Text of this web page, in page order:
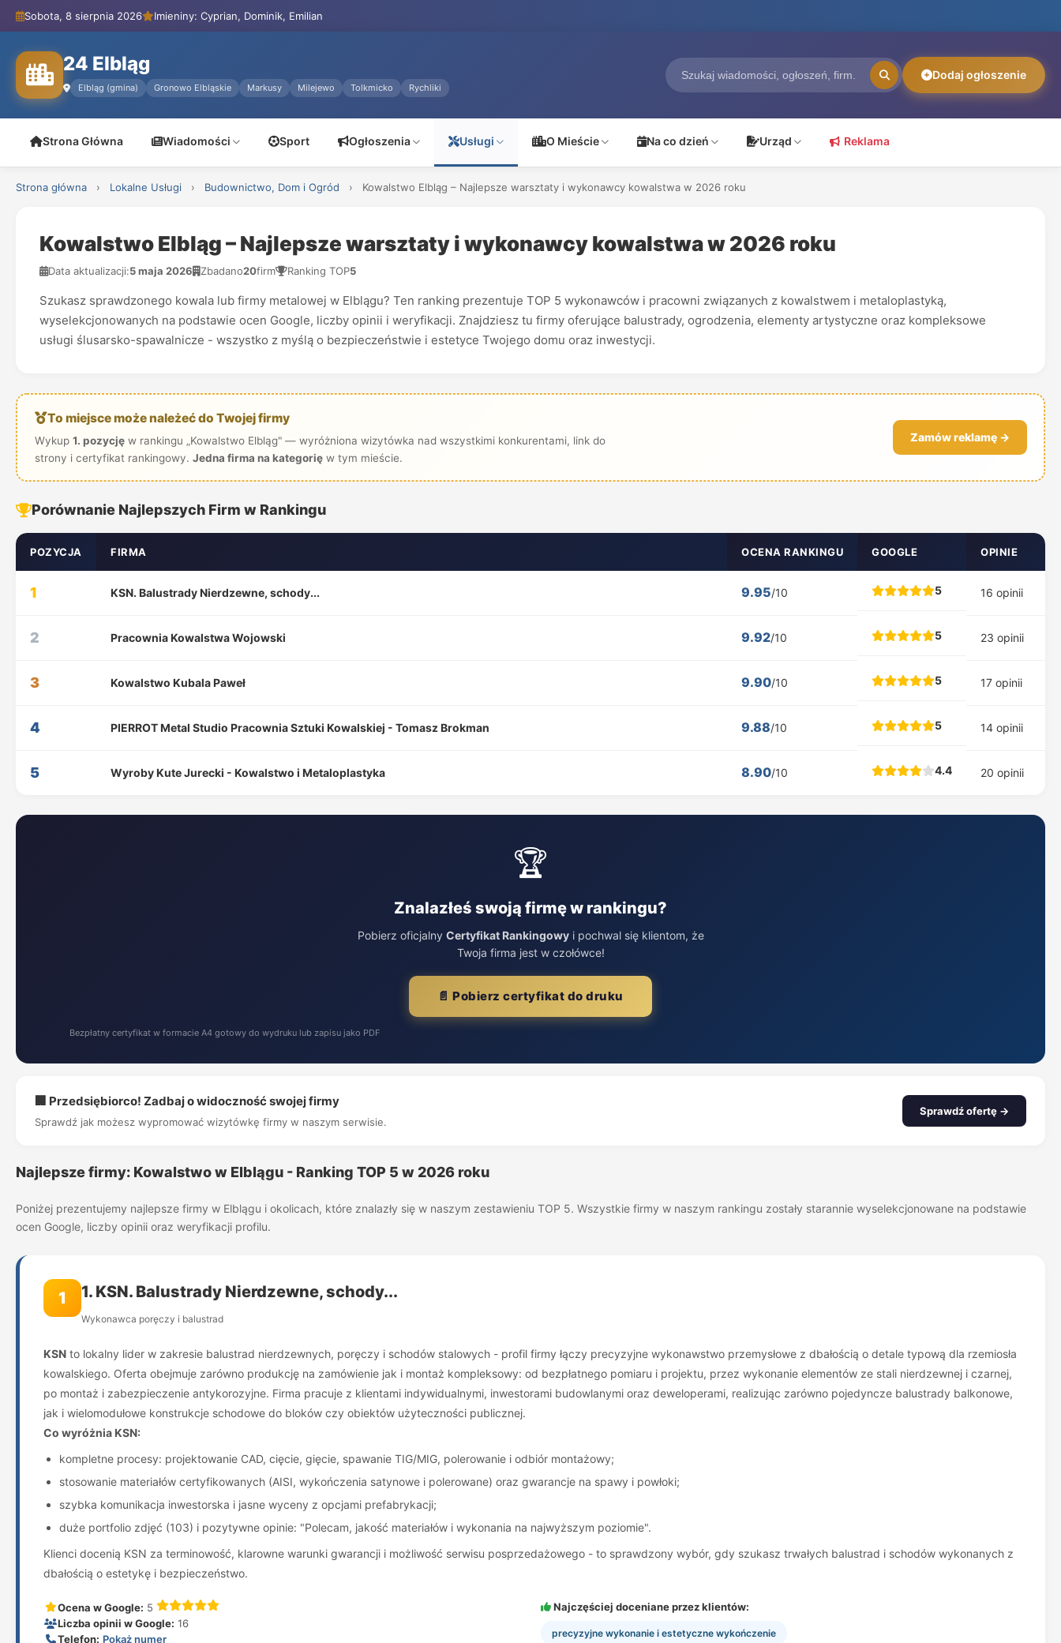
Sobota, 8 sierpnia 2026 Imieniny: Cyprian, Dominik, Emilian
24 Elbląg
Elbląg (gmina) Gronowo Elbląskie Markusy Milejewo Tolkmicko Rychliki
Dodaj ogłoszenie
Strona Główna Wiadomości Sport Ogłoszenia Usługi O Mieście Na co dzień Urząd Reklama
Strona główna › Lokalne Usługi › Budownictwo, Dom i Ogród › Kowalstwo Elbląg – Najlepsze warsztaty i wykonawcy kowalstwa w 2026 roku
Kowalstwo Elbląg – Najlepsze warsztaty i wykonawcy kowalstwa w 2026 roku
Data aktualizacji:5 maja 2026 Zbadano20firm Ranking TOP5
Szukasz sprawdzonego kowala lub firmy metalowej w Elblągu? Ten ranking prezentuje TOP 5 wykonawców i pracowni związanych z kowalstwem i metaloplastyką,
wyselekcjonowanych na podstawie ocen Google, liczby opinii i weryfikacji. Znajdziesz tu firmy oferujące balustrady, ogrodzenia, elementy artystyczne oraz kompleksowe
usługi ślusarsko-spawalnicze - wszystko z myślą o bezpieczeństwie i estetyce Twojego domu oraz inwestycji.
To miejsce może należeć do Twojej firmy
Wykup 1. pozycjęw rankingu „Kowalstwo Elbląg" — wyróżniona wizytówka nad wszystkimi konkurentami, link do
strony i certyfikat rankingowy. Jedna firma na kategorięw tym mieście.
Zamów reklamę →
Porównanie Najlepszych Firm w Rankingu
POZYCJA FIRMA OCENA RANKINGU GOOGLE OPINIE
1 KSN. Balustrady Nierdzewne, schody... 9.95/10 5 16 opinii
2 Pracownia Kowalstwa Wojowski 9.92/10 5 23 opinii
3 Kowalstwo Kubala Paweł 9.90/10 5 17 opinii
4 PIERROT Metal Studio Pracownia Sztuki Kowalskiej - Tomasz Brokman 9.88/10 5 14 opinii
5 Wyroby Kute Jurecki - Kowalstwo i Metaloplastyka 8.90/10 4.4 20 opinii
🏆
Znalazłeś swoją firmę w rankingu?
Pobierz oficjalny Certyfikat Rankingowyi pochwal się klientom, że
Twoja firma jest w czołówce!
📄 Pobierz certyfikat do druku
Bezpłatny certyfikat w formacie A4 gotowy do wydruku lub zapisu jako PDF
🏢 Przedsiębiorco! Zadbaj o widoczność swojej firmy
Sprawdź jak możesz wypromować wizytówkę firmy w naszym serwisie.
Sprawdź ofertę →
Najlepsze firmy: Kowalstwo w Elblągu - Ranking TOP 5 w 2026 roku
Poniżej prezentujemy najlepsze firmy w Elblągu i okolicach, które znalazły się w naszym zestawieniu TOP 5. Wszystkie firmy w naszym rankingu zostały starannie wyselekcjonowane na podstawie
ocen Google, liczby opinii oraz weryfikacji profilu.
1 1. KSN. Balustrady Nierdzewne, schody...
Wykonawca poręczy i balustrad
KSN to lokalny lider w zakresie balustrad nierdzewnych, poręczy i schodów stalowych - profil firmy łączy precyzyjne wykonawstwo przemysłowe z dbałością o detale typową dla rzemiosła
kowalskiego. Oferta obejmuje zarówno produkcję na zamówienie jak i montaż kompleksowy: od bezpłatnego pomiaru i projektu, przez wykonanie elementów ze stali nierdzewnej i czarnej,
po montaż i zabezpieczenie antykorozyjne. Firma pracuje z klientami indywidualnymi, inwestorami budowlanymi oraz deweloperami, realizując zarówno pojedyncze balustrady balkonowe,
jak i wielomodułowe konstrukcje schodowe do bloków czy obiektów użyteczności publicznej.
Co wyróżnia KSN:
kompletne procesy: projektowanie CAD, cięcie, gięcie, spawanie TIG/MIG, polerowanie i odbiór montażowy;
stosowanie materiałów certyfikowanych (AISI, wykończenia satynowe i polerowane) oraz gwarancje na spawy i powłoki;
szybka komunikacja inwestorska i jasne wyceny z opcjami prefabrykacji;
duże portfolio zdjęć (103) i pozytywne opinie: "Polecam, jakość materiałów i wykonania na najwyższym poziomie".
Klienci docenią KSN za terminowość, klarowne warunki gwarancji i możliwość serwisu posprzedażowego - to sprawdzony wybór, gdy szukasz trwałych balustrad i schodów wykonanych z
dbałością o estetykę i bezpieczeństwo.
Ocena w Google: 5
Liczba opinii w Google: 16
Telefon: Pokaż numer
Najczęściej doceniane przez klientów:
precyzyjne wykonanie i estetyczne wykończenie